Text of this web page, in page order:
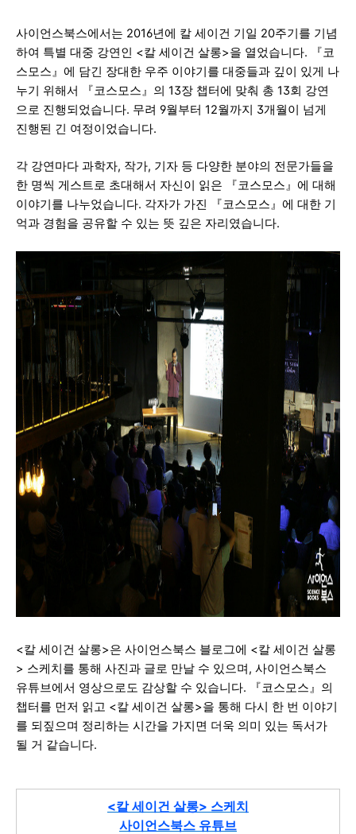
사이언스북스에서는 2016년에 칼 세이건 기일 20주기를 기념
하여 특별 대중 강연인 <칼 세이건 살롱>을 열었습니다. 『코
스모스』에 담긴 장대한 우주 이야기를 대중들과 깊이 있게 나
누기 위해서 『코스모스』의 13장 챕터에 맞춰 총 13회 강연
으로 진행되었습니다. 무려 9월부터 12월까지 3개월이 넘게
진행된 긴 여정이었습니다.
각 강연마다 과학자, 작가, 기자 등 다양한 분야의 전문가들을
한 명씩 게스트로 초대해서 자신이 읽은 『코스모스』에 대해
이야기를 나누었습니다. 각자가 가진 『코스모스』에 대한 기
억과 경험을 공유할 수 있는 뜻 깊은 자리였습니다.
<칼 세이건 살롱>은 사이언스북스 블로그에 <칼 세이건 살롱
> 스케치를 통해 사진과 글로 만날 수 있으며, 사이언스북스
유튜브에서 영상으로도 감상할 수 있습니다. 『코스모스』의
챕터를 먼저 읽고 <칼 세이건 살롱>을 통해 다시 한 번 이야기
를 되짚으며 정리하는 시간을 가지면 더욱 의미 있는 독서가
될 거 같습니다.
<칼 세이건 살롱> 스케치
사이언스북스 유튜브